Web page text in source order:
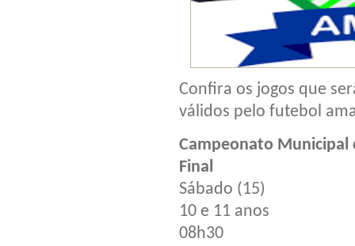
Confira os jogos que
válidos pelo futebol
Campeonato Municipal
Final
Sábado (15)
10 e 11 anos
08h30